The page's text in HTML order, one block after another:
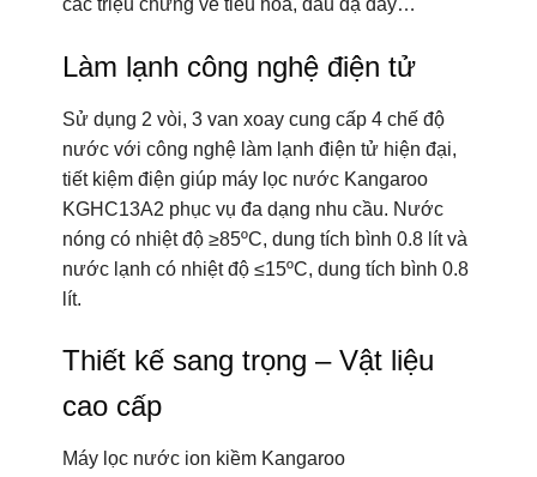
Làm lạnh công nghệ điện tử
Sử dụng 2 vòi, 3 van xoay cung cấp 4 chế độ
nước với công nghệ làm lạnh điện tử hiện đại,
tiết kiệm điện giúp máy lọc nước Kangaroo
KGHC13A2 phục vụ đa dạng nhu cầu. Nước
nóng có nhiệt độ ≥85ºC, dung tích bình 0.8 lít và
nước lạnh có nhiệt độ ≤15ºC, dung tích bình 0.8
lít.
Thiết kế sang trọng – Vật liệu
cao cấp
Máy lọc nước ion kiềm Kangaroo